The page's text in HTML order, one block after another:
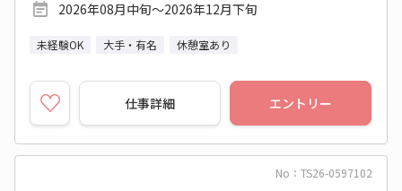
2026年08月中旬～2026年12月下旬
未経験OK 大手・有名 休憩室あり
仕事詳細 エントリー
No：TS26-0597102